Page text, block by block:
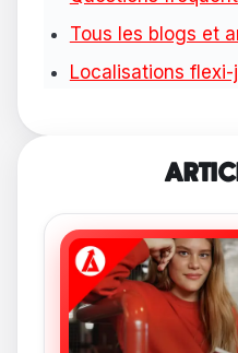
Tous les blogs et
Localisations